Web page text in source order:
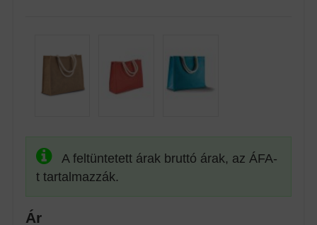
A feltüntetett árak bruttó árak, az ÁFA-
t tartalmazzák.
Ár